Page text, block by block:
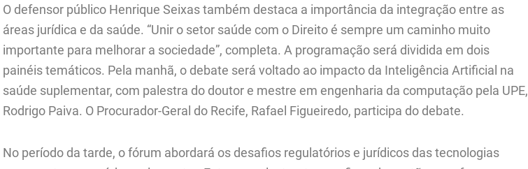
O defensor público Henrique Seixas também destaca a importância da integração entre as
áreas jurídica e da saúde. “Unir o setor saúde com o Direito é sempre um caminho muito
importante para melhorar a sociedade”, completa. A programação será dividida em dois
painéis temáticos. Pela manhã, o debate será voltado ao impacto da Inteligência Artificial na
saúde suplementar, com palestra do doutor e mestre em engenharia da computação pela UPE,
Rodrigo Paiva. O Procurador-Geral do Recife, Rafael Figueiredo, participa do debate.
No período da tarde, o fórum abordará os desafios regulatórios e jurídicos das tecnologias